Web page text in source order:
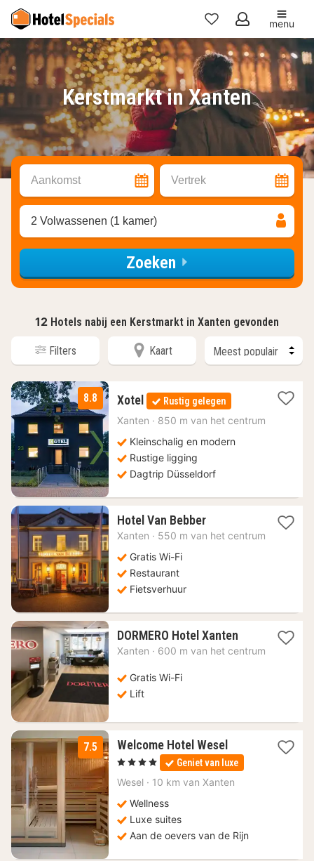
Mijn
favorieten
menu
Kerstmarkt in Xanten
Aankomst Vertrek
2 Volwassenen (1 kamer)
Zoeken
12 Hotels nabij een Kerstmarkt in Xanten gevonden
Filters Kaart
8.8 Xotel 1
nacht
vanaf
€
Rustig gelegen
Xanten · 850 m van het centrum
Kleinschalig en modern
Rustige ligging
Dagtrip Düsseldorf
Hotel Van Bebber1
nacht
Xanten · 550 m van het centrum
Gratis Wi-Fi
Restaurant
Fietsverhuur
DORMERO Hotel Xanten1
nacht
Xanten · 600 m van het centrum
Gratis Wi-Fi
Lift
7.5 Welcome Hotel Wesel1
nacht
vanaf
147,76
, 4 Sterren Geniet van luxe
Wesel · 10 km van Xanten
Wellness
Luxe suites
Aan de oevers van de Rijn